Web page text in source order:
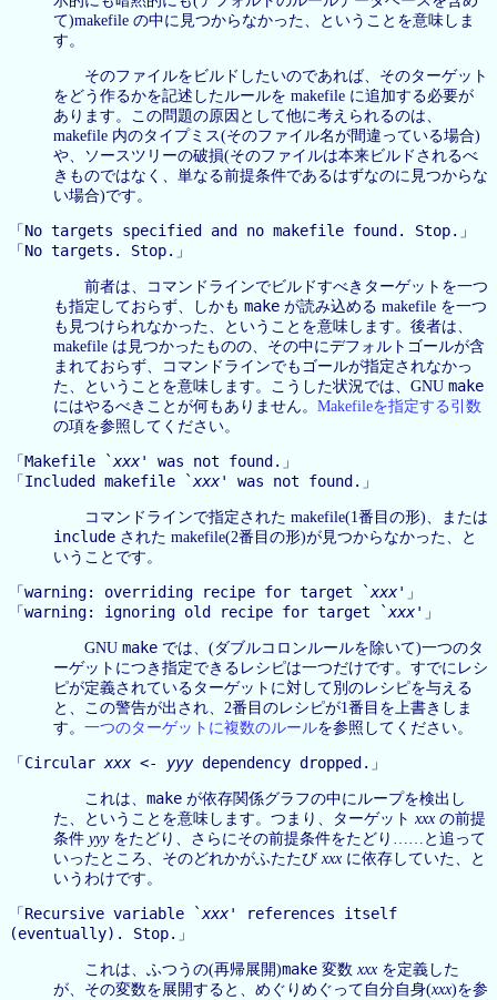
て)makefile の中に見つからなかった、ということを意味しま
す。
そのファイルをビルドしたいのであれば、そのターゲット
をどう作るかを記述したルールを makefile に追加する必要が
あります。この問題の原因として他に考えられるのは、
makefile 内のタイプミス(そのファイル名が間違っている場合)
や、ソースツリーの破損(そのファイルは本来ビルドされるべ
きものではなく、単なる前提条件であるはずなのに見つからな
い場合)です。
「 No targets specified and no makefile found. Stop. 」
「 No targets. Stop. 」
前者は、コマンドラインでビルドすべきターゲットを一つ
も指定しておらず、しかも make が読み込める makefile を一つ
も見つけられなかった、ということを意味します。後者は、
makefile は見つかったものの、その中にデフォルトゴールが含
まれておらず、コマンドラインでもゴールが指定されなかっ
た、ということを意味します。こうした状況では、GNU make
にはやるべきことが何もありません。 Makefileを指定する引数
の項を参照してください。
「 Makefile `xxx' was not found. 」
「 Included makefile `xxx' was not found. 」
コマンドラインで指定された makefile(1番目の形)、または
include された makefile(2番目の形)が見つからなかった、と
いうことです。
「 warning: overriding recipe for target `xxx' 」
「 warning: ignoring old recipe for target `xxx' 」
GNU make では、(ダブルコロンルールを除いて)一つのタ
ーゲットにつき指定できるレシピは一つだけです。すでにレシ
ピが定義されているターゲットに対して別のレシピを与える
と、この警告が出され、2番目のレシピが1番目を上書きしま
す。 一つのターゲットに複数のルールを参照してください。
「 Circularxxx <- yyydependency dropped. 」
これは、 make が依存関係グラフの中にループを検出し
た、ということを意味します。つまり、ターゲット xxx の前提
条件 yyyをたどり、さらにその前提条件をたどり……と追って
いったところ、そのどれかがふたたび xxx に依存していた、と
いうわけです。
「 Recursive variable `xxx' references itself
(eventually). Stop. 」
これは、ふつうの(再帰展開)make 変数 xxx を定義した
が、その変数を展開すると、めぐりめぐって自分自身(xxx)を参